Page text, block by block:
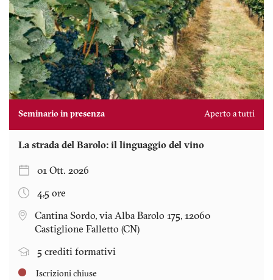
Seminario in presenza Aperto a tutti
La strada del Barolo: il linguaggio del vino
01 Ott. 2026
4,5 ore
Cantina Sordo, via Alba Barolo 175, 12060
Castiglione Falletto (CN)
5 crediti formativi
Iscrizioni chiuse